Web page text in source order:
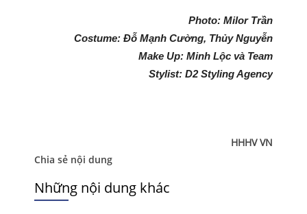
Photo: Milor Trần
Costume: Đỗ Mạnh Cường, Thủy Nguyễn
Make Up: Minh Lộc và Team
Stylist: D2 Styling Agency
HHHV VN
Chia sẻ nội dung
Những nội dung khác